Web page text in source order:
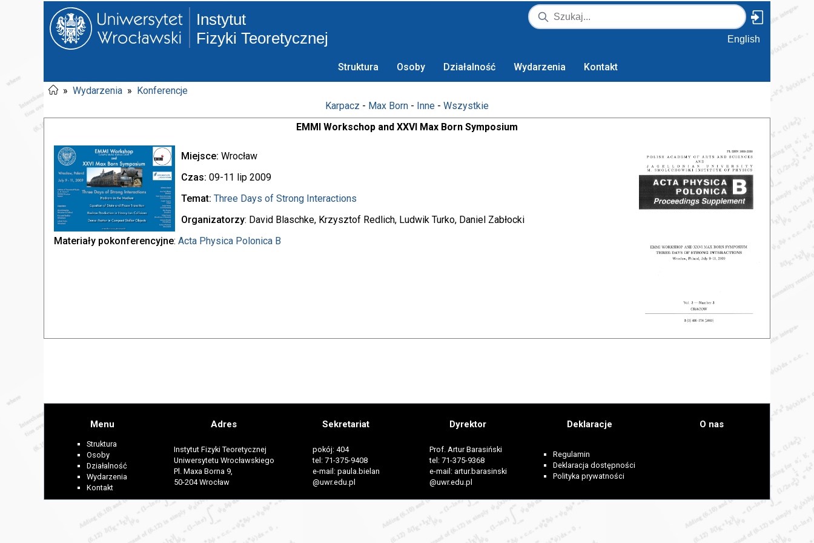
Instytut
Fizyki Teoretycznej
English
Struktura Osoby Działalność Wydarzenia Kontakt
» Wydarzenia » Konferencje
Karpacz - Max Born - Inne - Wszystkie
EMMI Workschop and XXVI Max Born Symposium
Miejsce: Wrocław
Czas: 09-11 lip 2009
Temat: Three Days of Strong Interactions
Organizatorzy: David Blaschke, Krzysztof Redlich, Ludwik Turko, Daniel Zabłocki
Materiały pokonferencyjne: Acta Physica Polonica B
Menu
Struktura
Osoby
Działalność
Wydarzenia
Kontakt
Adres
Instytut Fizyki Teoretycznej
Uniwersytetu Wrocławskiego
Pl. Maxa Borna 9,
50-204 Wrocław
Sekretariat
pokój: 404
tel: 71-375-9408
e-mail: paula.bielan
@uwr.edu.pl
Dyrektor
Prof. Artur Barasiński
tel: 71-375-9368
e-mail: artur.barasinski
@uwr.edu.pl
Deklaracje
Regulamin
Deklaracja dostępności
Polityka prywatności
O nas